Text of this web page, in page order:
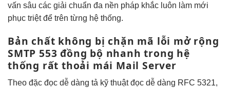
vấn sâu các giải chuẩn đa nền pháp khắc luôn làm mới
phục triệt để trên từng hệ thống.
Bản chất không bị chặn mã lỗi mở rộng
SMTP 553đồng bộ nhanh trong hệ
thống rất thoải mái Mail Server
Theo đặc đọc dễ dàng tả kỹ thuậtđọc dễ dàng RFC 5321,